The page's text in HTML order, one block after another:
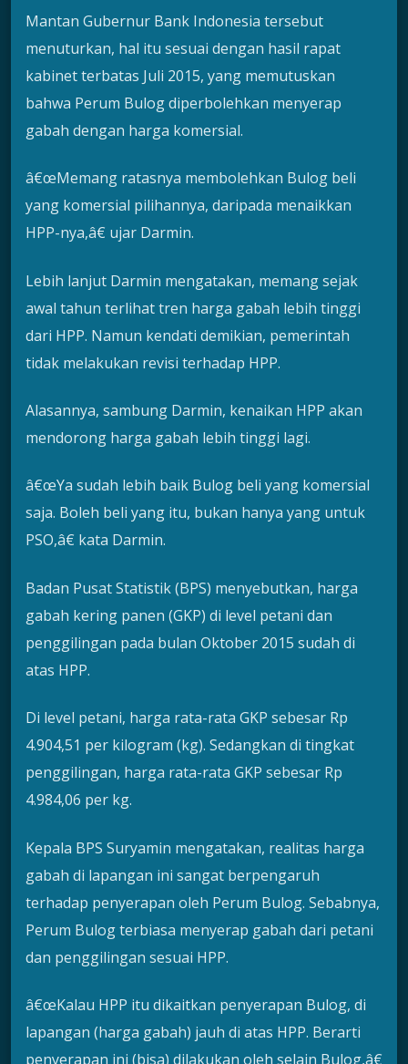
Mantan Gubernur Bank Indonesia tersebut
menuturkan, hal itu sesuai dengan hasil rapat
kabinet terbatas Juli 2015, yang memutuskan
bahwa Perum Bulog diperbolehkan menyerap
gabah dengan harga komersial.
â€œMemang ratasnya membolehkan Bulog beli
yang komersial pilihannya, daripada menaikkan
HPP-nya,â€ ujar Darmin.
Lebih lanjut Darmin mengatakan, memang sejak
awal tahun terlihat tren harga gabah lebih tinggi
dari HPP. Namun kendati demikian, pemerintah
tidak melakukan revisi terhadap HPP.
Alasannya, sambung Darmin, kenaikan HPP akan
mendorong harga gabah lebih tinggi lagi.
â€œYa sudah lebih baik Bulog beli yang komersial
saja. Boleh beli yang itu, bukan hanya yang untuk
PSO,â€ kata Darmin.
Badan Pusat Statistik (BPS) menyebutkan, harga
gabah kering panen (GKP) di level petani dan
penggilingan pada bulan Oktober 2015 sudah di
atas HPP.
Di level petani, harga rata-rata GKP sebesar Rp
4.904,51 per kilogram (kg). Sedangkan di tingkat
penggilingan, harga rata-rata GKP sebesar Rp
4.984,06 per kg.
Kepala BPS Suryamin mengatakan, realitas harga
gabah di lapangan ini sangat berpengaruh
terhadap penyerapan oleh Perum Bulog. Sebabnya,
Perum Bulog terbiasa menyerap gabah dari petani
dan penggilingan sesuai HPP.
â€œKalau HPP itu dikaitkan penyerapan Bulog, di
lapangan (harga gabah) jauh di atas HPP. Berarti
penyerapan ini (bisa) dilakukan oleh selain Bulog,â€